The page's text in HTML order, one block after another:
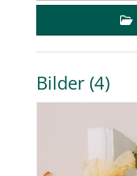
Bilder (4)